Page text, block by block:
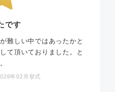
です
難しい中ではあったかと
て頂いておりました。と
年02月挙式